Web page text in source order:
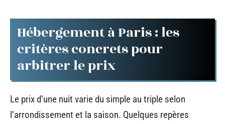
Hébergement à Paris : les
critères concrets pour
arbitrer le prix
Le prix d’une nuit varie du simple au triple selon
l’arrondissement et la saison. Quelques repères